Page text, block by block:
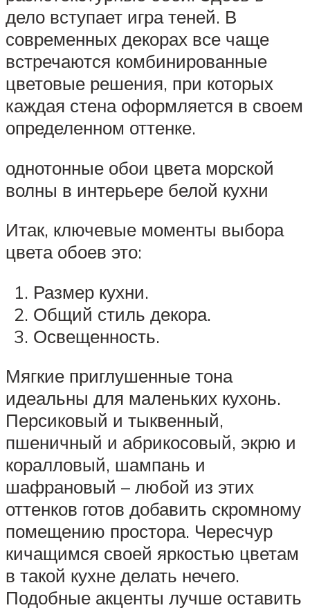
дело вступает игра теней. В
современных декорах все чаще
встречаются комбинированные
цветовые решения, при которых
каждая стена оформляется в своем
определенном оттенке.
однотонные обои цвета морской
волны в интерьере белой кухни
Итак, ключевые моменты выбора
цвета обоев это:
Размер кухни.
Общий стиль декора.
Освещенность.
Мягкие приглушенные тона
идеальны для маленьких кухонь.
Персиковый и тыквенный,
пшеничный и абрикосовый, экрю и
коралловый, шампань и
шафрановый – любой из этих
оттенков готов добавить скромному
помещению простора. Чересчур
кичащимся своей яркостью цветам
в такой кухне делать нечего.
Подобные акценты лучше оставить